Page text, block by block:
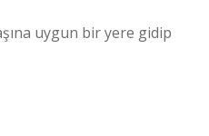
uygun bir yere gidip